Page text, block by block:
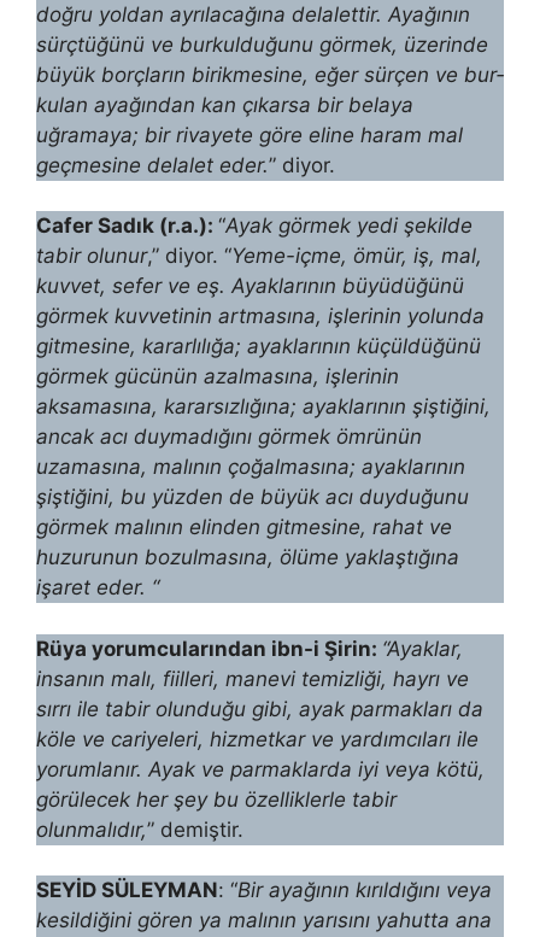
doğru yoldan ayrılacağına de­lalettir. Ayağının
sürçtüğünü ve burkulduğunu görmek, üzerinde
büyük borçların birikmesine, eğer sürçen ve bur­
kulan ayağından kan çıkarsa bir belaya
uğramaya; bir rivayete göre eline haram mal
geçmesine delalet eder.” diyor.
Cafer Sadık (r.a.): “Ayak görmek yedi şekilde
tabir olunur,” diyor. “Yeme-içme, ömür, iş, mal,
kuvvet, sefer ve eş. Ayaklarının büyüdüğünü
gör­mek kuvvetinin artmasına, işlerinin yolunda
gitmesine, kararlılığa; ayakla­rının küçüldüğünü
görmek gücünün azalmasına, işlerinin
aksamasına, ka­rarsızlığına; ayaklarının şiştiğini,
ancak acı duymadığını görmek ömrünün
uzamasına, malının çoğalmasına; ayaklarının
şiştiğini, bu yüzden de bü­yük acı duyduğunu
görmek malının elinden gitmesine, rahat ve
huzuru­nun bozulmasına, ölüme yaklaştığına
işaret eder. “
Rüya yorumcularından ibn-i Şirin: “Ayaklar,
insanın malı, fiilleri, ma­nevi temizliği, hayrı ve
sırrı ile tabir olunduğu gibi, ayak parmakları da
kö­le ve cariyeleri, hizmetkar ve yardımcıları ile
yorumlanır. Ayak ve parmak­larda iyi veya kötü,
görülecek her şey bu özelliklerle tabir
olunmalıdır,” de­miştir.
SEYİD SÜLEYMAN: “Bir ayağının kırıldığını veya
kesildiğini gören ya malının yarısını yahutta ana